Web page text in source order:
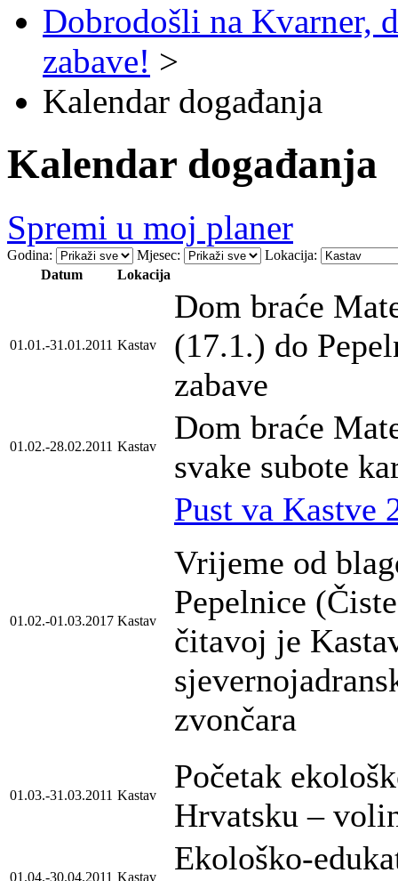
Dobrodošli na Kvarner,
zabave! >
Kalendar događanja
Kalendar događanja
Spremi u moj planer
Godina: Mjesec:
Lokacija:
Datum
Lokacija
01.01.-31.01.2011 Kastav
Dom braće
(17.1.) do
zabave
01.02.-28.02.2011 Kastav
Dom braće
svake subote
01.02.-01.03.2017 Kastav
Pust va Kastve
Vrijeme od
Pepelnice
čitavoj je
zvončara
01.03.-31.03.2011 Kastav
Početak
Hrvatsku –
01.04.-30.04.2011 Kastav
Ekološko-